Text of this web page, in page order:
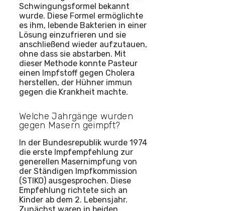
Schwingungsformel bekannt
wurde. Diese Formel ermöglichte
es ihm, lebende Bakterien in einer
Lösung einzufrieren und sie
anschließend wieder aufzutauen,
ohne dass sie abstarben. Mit
dieser Methode konnte Pasteur
einen Impfstoff gegen Cholera
herstellen, der Hühner immun
gegen die Krankheit machte.
Welche Jahrgänge wurden
gegen Masern geimpft?
In der Bundesrepublik wurde 1974
die erste Impfempfehlung zur
generellen Masernimpfung von
der Ständigen Impfkommission
(STIKO) ausgesprochen. Diese
Empfehlung richtete sich an
Kinder ab dem 2. Lebensjahr.